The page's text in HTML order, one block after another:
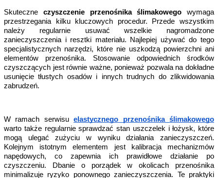
Skuteczne czyszczenie przenośnika ślimakowego wymaga
przestrzegania kilku kluczowych procedur. Przede wszystkim
należy regularnie usuwać wszelkie nagromadzone
zanieczyszczenia i resztki materiału. Najlepiej używać do tego
specjalistycznych narzędzi, które nie uszkodzą powierzchni ani
elementów przenośnika. Stosowanie odpowiednich środków
czyszczących jest równie ważne, ponieważ pozwala na dokładne
usunięcie tłustych osadów i innych trudnych do zlikwidowania
zabrudzeń.
W ramach serwisu elastycznego przenośnika ślimakowego
warto także regularnie sprawdzać stan uszczelek i łożysk, które
mogą ulegać zużyciu w wyniku działania zanieczyszczeń.
Kolejnym istotnym elementem jest kalibracja mechanizmów
napędowych, co zapewnia ich prawidłowe działanie po
czyszczeniu. Dbanie o porządek w okolicach przenośnika
minimalizuje ryzyko ponownego zanieczyszczenia. Te praktyki